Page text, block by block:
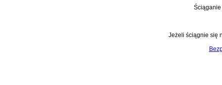
Jeżeli ściągnie się